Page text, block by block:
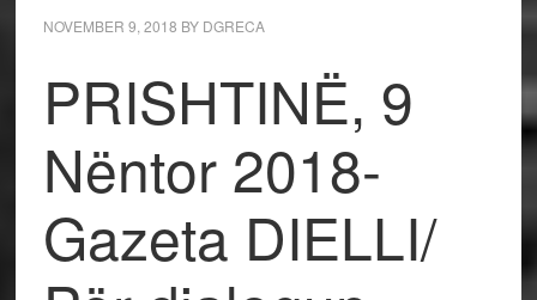
NOVEMBER 9, 2018 BY DGRECA
PRISHTINË, 9
Nëntor 2018-
Gazeta DIELLI/